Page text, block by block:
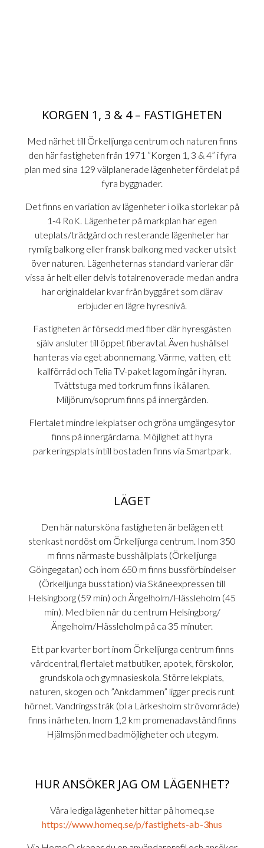
KORGEN 1, 3 & 4 – FASTIGHETEN
Med närhet till Örkelljunga centrum och naturen finns
den här fastigheten från 1971 ”Korgen 1, 3 & 4” i fyra
plan med sina 129 välplanerade lägenheter fördelat på
fyra byggnader.
Det finns en variation av lägenheter i olika storlekar på
1-4 RoK. Lägenheter på markplan har egen
uteplats/trädgård och resterande lägenheter har
rymlig balkong eller fransk balkong med vacker utsikt
över naturen. Lägenheternas standard varierar där
vissa är helt eller delvis totalrenoverade medan andra
har originaldelar kvar från byggåret som därav
erbjuder en lägre hyresnivå.
Fastigheten är försedd med fiber där hyresgästen
själv ansluter till öppet fiberavtal. Även hushållsel
hanteras via eget abonnemang. Värme, vatten, ett
kallförråd och Telia TV-paket lagom ingår i hyran.
Tvättstuga med torkrum finns i källaren.
Miljörum/soprum finns på innergården.
Flertalet mindre lekplatser och gröna umgängesytor
finns på innergårdarna. Möjlighet att hyra
parkeringsplats intill bostaden finns via Smartpark.
LÄGET
Den här natursköna fastigheten är belägen ett
stenkast nordöst om Örkelljunga centrum. Inom 350
m finns närmaste busshållplats (Örkelljunga
Göingegatan) och inom 650 m finns bussförbindelser
(Örkelljunga busstation) via Skåneexpressen till
Helsingborg (59 min) och Ängelholm/Hässleholm (45
min). Med bilen når du centrum Helsingborg/
Ängelholm/Hässleholm på ca 35 minuter.
Ett par kvarter bort inom Örkelljunga centrum finns
vårdcentral, flertalet matbutiker, apotek, förskolor,
grundskola och gymnasieskola. Större lekplats,
naturen, skogen och ”Ankdammen” ligger precis runt
hörnet. Vandringsstråk (bl a Lärkesholm strövområde)
finns i närheten. Inom 1,2 km promenadavstånd finns
Hjälmsjön med badmöjligheter och utegym.
HUR ANSÖKER JAG OM LÄGENHET?
Våra lediga lägenheter hittar på homeq.se
https://www.homeq.se/p/fastighets-ab-3hus